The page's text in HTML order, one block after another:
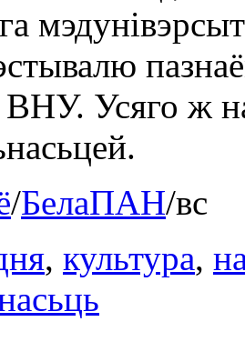
ВНУ. Усяго ж
/БелаПАН/вс
, культура,